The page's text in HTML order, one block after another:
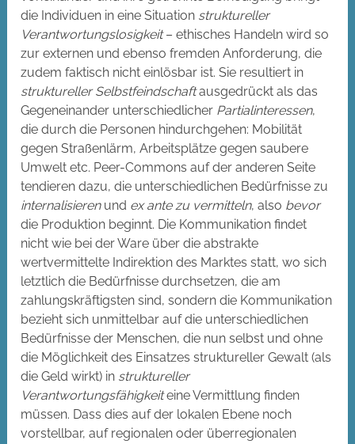
die Individuen in eine Situation struktureller
Verantwortungslosigkeit– ethisches Handeln wird so
zur externen und ebenso fremden Anforderung, die
zudem faktisch nicht einlösbar ist. Sie resultiert in
struktureller Selbstfeindschaftausgedrückt als das
Gegeneinander unterschiedlicher Partialinteressen,
die durch die Personen hindurchgehen: Mobilität
gegen Straßenlärm, Arbeitsplätze gegen saubere
Umwelt etc. Peer-Commons auf der anderen Seite
tendieren dazu, die unterschiedlichen Bedürfnisse zu
internalisierenund ex ante zu vermitteln, also bevor
die Produktion beginnt. Die Kommunikation findet
nicht wie bei der Ware über die abstrakte
wertvermittelte Indirektion des Marktes statt, wo sich
letztlich die Bedürfnisse durchsetzen, die am
zahlungskräftigsten sind, sondern die Kommunikation
bezieht sich unmittelbar auf die unterschiedlichen
Bedürfnisse der Menschen, die nun selbst und ohne
die Möglichkeit des Einsatzes struktureller Gewalt (als
die Geld wirkt) in struktureller
Verantwortungsfähigkeiteine Vermittlung finden
müssen. Dass dies auf der lokalen Ebene noch
vorstellbar, auf regionalen oder überregionalen